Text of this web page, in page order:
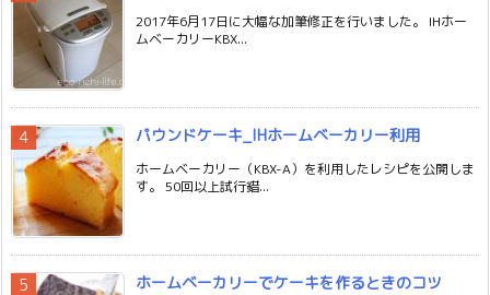
2017年6月17日に大幅な加筆修正を行いました。 IHホー
ムベーカリーKBX...
パウンドケーキ_IHホームベーカリー利用
ホームベーカリー（KBX-A）を利用したレシピを公開しま
す。 50回以上試行錯...
ホームベーカリーでケーキを作るときのコツ